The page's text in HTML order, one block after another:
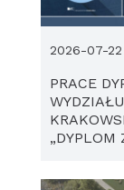
PRACE
„DYPLOM
2026-07-22